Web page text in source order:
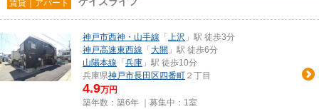
賃貸｜アパート
神戸市西神・山手線 「 上沢 」駅 徒歩3分
神戸高速東西線 「 大開 」駅 徒歩6分
山陽本線 「 兵庫 」駅 徒歩10分
兵庫県神戸市長田区 四番町 ２丁目
4.9万円
築年数：築6年 ｜募集中： 1室